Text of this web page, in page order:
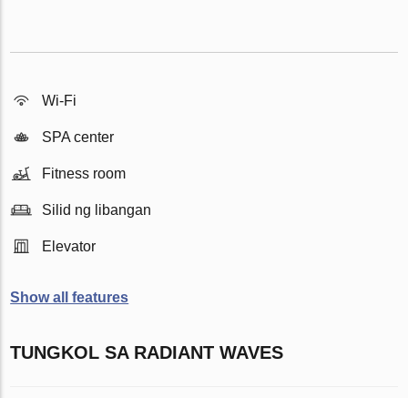
Wi-Fi
SPA center
Fitness room
Silid ng libangan
Elevator
Show all features
TUNGKOL SA RADIANT WAVES